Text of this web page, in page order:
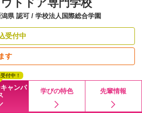
トドア専門学校
県 認可 / 学校法人国際総合学園
受付中
す
ャンパ
付中！
学びの特色 先輩情報